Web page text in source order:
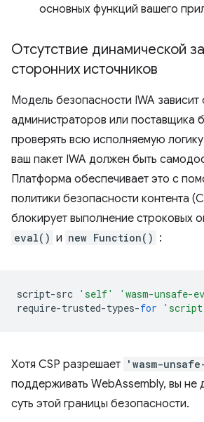
основных функций вашего
Отсутствие динамической
сторонних источников
Модель безопасности IWA зависит
администраторов или поставщика
проверять всю исполняемую
ваш пакет IWA должен быть
Платформа обеспечивает это с
политики безопасности контента
блокирует выполнение строковых
eval() и new Function() :
script-src 'self' 'wasm-unsafe-
require-trusted-types-for
Хотя CSP разрешает 'wasm-
поддерживать WebAssembly, вы не
суть этой границы безопасности.